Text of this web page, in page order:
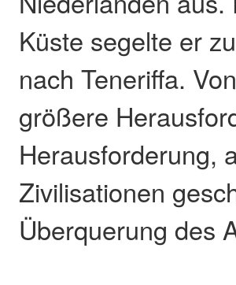
Küste segelte er
nach Teneriffa.
größere
Herausforderung,
Zivilisationen
Überquerung des